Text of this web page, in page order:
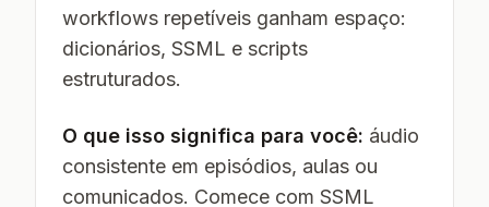
workflows repetíveis ganham espaço:
dicionários, SSML e scripts
estruturados.
O que isso significa para você: áudio
consistente em episódios, aulas ou
comunicados. Comece com SSML